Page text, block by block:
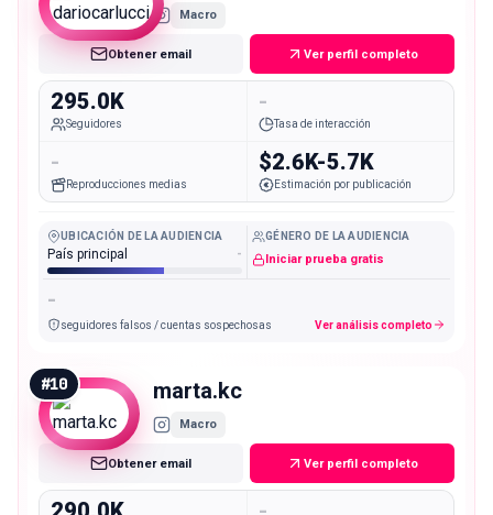
Macro
Obtener email Ver perfil completo
295.0K
Seguidores
-
Tasa de interacción
-
Reproducciones medias
$2.6K-5.7K
Estimación por publicación
UBICACIÓN DE LA AUDIENCIA
País principal -
GÉNERO DE LA AUDIENCIA
Iniciar prueba gratis
-
seguidores falsos / cuentas sospechosas Ver análisis completo
#10 marta.kc
Macro
Obtener email Ver perfil completo